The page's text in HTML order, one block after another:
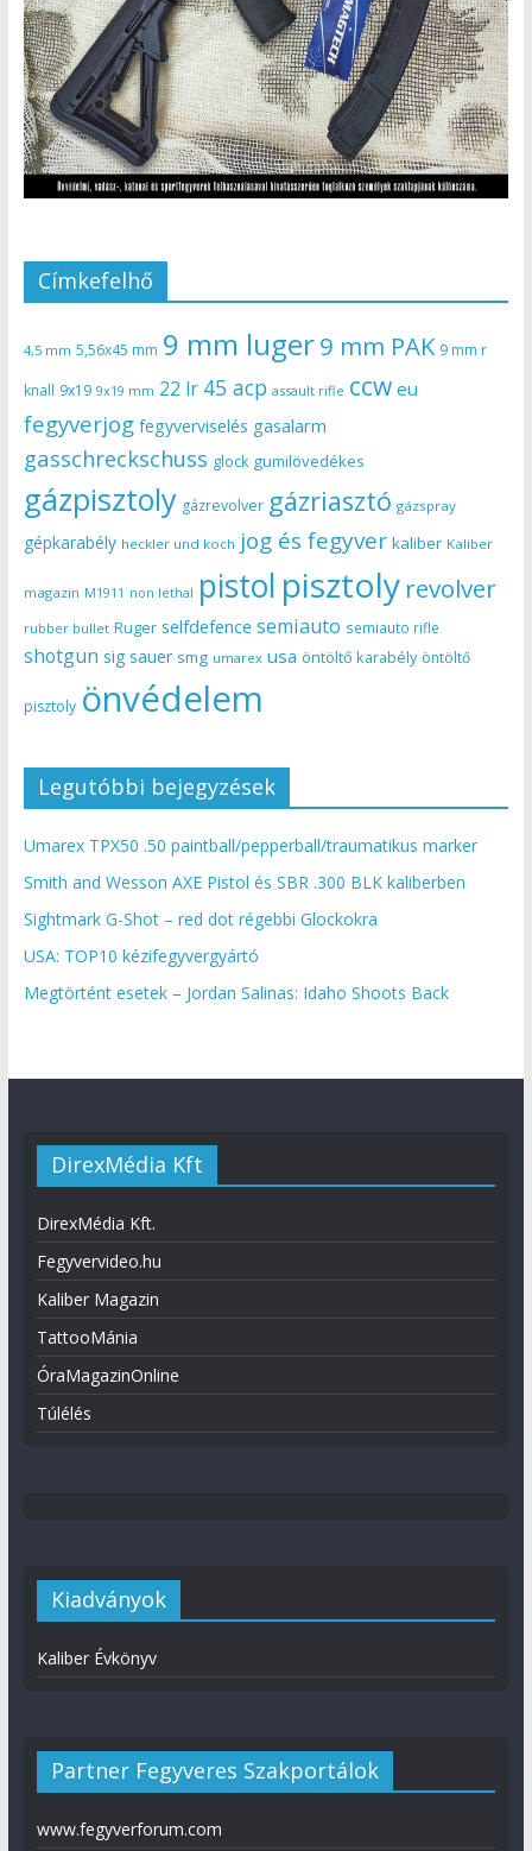
Címkefelhő
4,5 mm 5,56x45 mm 9 mm luger9 mm PAK 9 mm r
knall 9x19 9x19 mm 22 lr 45 acp assault rifle ccw eu
fegyverjog fegyverviselés gasalarm
gasschreckschuss glock gumilövedékes
gázpisztoly gázrevolver gázriasztó gázspray
gépkarabély heckler und koch jog és fegyver kaliber Kaliber
magazin M1911 non lethal pistol pisztoly revolver
rubber bullet Ruger selfdefence semiauto semiauto rifle
shotgun sig sauer smg umarex usa öntöltő karabély öntöltő
pisztoly önvédelem
Legutóbbi bejegyzések
Umarex TPX50 .50 paintball/pepperball/traumatikus marker
Smith and Wesson AXE Pistol és SBR .300 BLK kaliberben
Sightmark G-Shot – red dot régebbi Glockokra
USA: TOP10 kézifegyvergyártó
Megtörtént esetek – Jordan Salinas: Idaho Shoots Back
DirexMédia Kft
DirexMédia Kft.
Fegyvervideo.hu
Kaliber Magazin
TattooMánia
ÓraMagazinOnline
Túlélés
Kiadványok
Kaliber Évkönyv
Partner Fegyveres Szakportálok
www.fegyverforum.com